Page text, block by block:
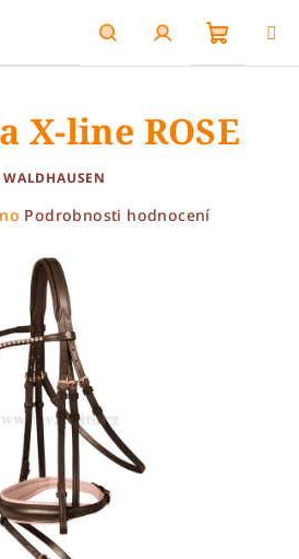
HledatPřihlášení
košík
X-line ROSE
WALDHAUSEN
Podrobnosti hodnocení